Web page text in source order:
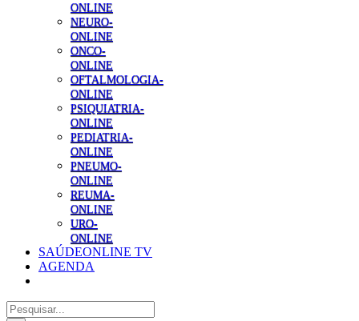
ONLINE
NEURO-
ONLINE
ONCO-
ONLINE
OFTALMOLOGIA-
ONLINE
PSIQUIATRIA-
ONLINE
PEDIATRIA-
ONLINE
PNEUMO-
ONLINE
REUMA-
ONLINE
URO-
ONLINE
SAÚDEONLINE TV
AGENDA
Pesquisar